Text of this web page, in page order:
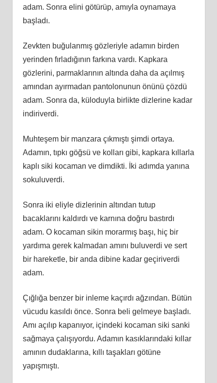
adam. Sonra elini götürüp, amıyla oynamaya
başladı.
Zevkten buğulanmış gözleriyle adamın birden
yerinden fırladığının farkına vardı. Kapkara
gözlerini, parmaklarının altında daha da açılmış
amından ayırmadan pantolonunun önünü çözdü
adam. Sonra da, küloduyla birlikte dizlerine kadar
indiriverdi.
Muhteşem bir manzara çıkmıştı şimdi ortaya.
Adamın, tıpkı göğsü ve kolları gibi, kapkara kıllarla
kaplı siki kocaman ve dimdikti. İki adımda yanına
sokuluverdi.
Sonra iki eliyle dizlerinin altından tutup
bacaklarını kaldırdı ve karnına doğru bastırdı
adam. O kocaman sikin morarmış başı, hiç bir
yardıma gerek kalmadan amını buluverdi ve sert
bir hareketle, bir anda dibine kadar geçiriverdi
adam.
Çığlığa benzer bir inleme kaçırdı ağzından. Bütün
vücudu kasıldı önce. Sonra beli gelmeye başladı.
Amı açılıp kapanıyor, içindeki kocaman siki sanki
sağmaya çalışıyordu. Adamın kasıklarındaki kıllar
amının dudaklarına, kıllı taşakları götüne
yapışmıştı.